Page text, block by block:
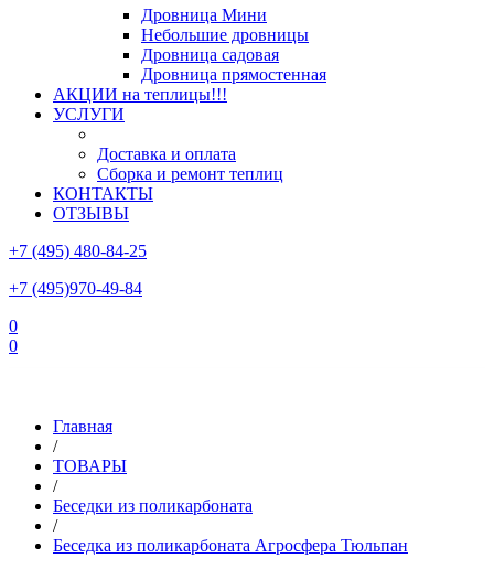
Дровница Мини
Небольшие дровницы
Дровница садовая
Дровница прямостенная
АКЦИИ на теплицы!!!
УСЛУГИ
Доставка и оплата
Сборка и ремонт теплиц
КОНТАКТЫ
ОТЗЫВЫ
+7 (495) 480-84-25
+7 (495)970-49-84
0
0
Главная
/
ТОВАРЫ
/
Беседки из поликарбоната
/
Беседка из поликарбоната Агросфера Тюльпан